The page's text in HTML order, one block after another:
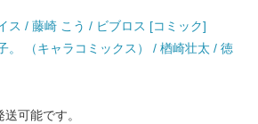
ス / 藤崎 こう / ビブロス [コミック]
。 （キャラコミックス） / 楢崎壮太 / 徳
可能です。